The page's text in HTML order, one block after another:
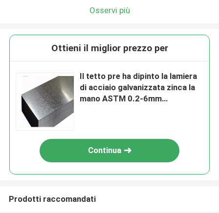
Osservi più
Ottieni il miglior prezzo per
Il tetto pre ha dipinto la lamiera
di acciaio galvanizzata zinca la
mano ASTM 0.2-6mm
Continua
Prodotti raccomandati